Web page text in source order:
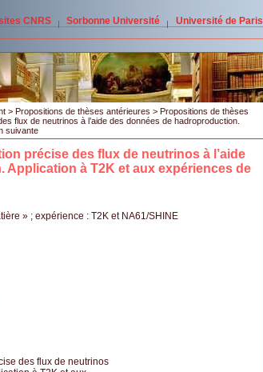
CNRS Sorbonne Université Université de Paris
> Propositions de thèses antérieures > Propositions de thèses
flux de neutrinos à l’aide des données de hadroproduction.
suivante
précise des flux de neutrinos à l’aide
à T2K et aux expériences de
» ; expérience : T2K et NA61/SHINE
des flux de neutrinos